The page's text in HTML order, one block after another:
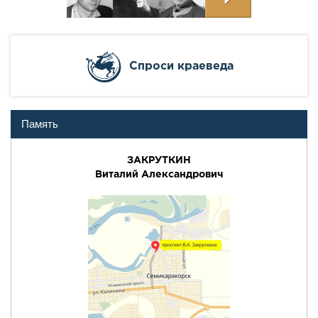
Cпроси краеведа
Память
ЗАКРУТКИН
Виталий Александрович